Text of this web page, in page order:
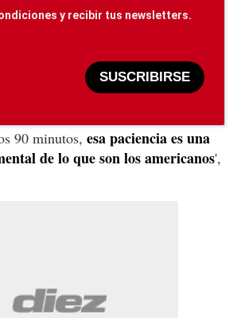
y recibir tus newsletters.
SUSCRIBIRSE
90 minutos, esa paciencia es una
de lo que son los americanos',